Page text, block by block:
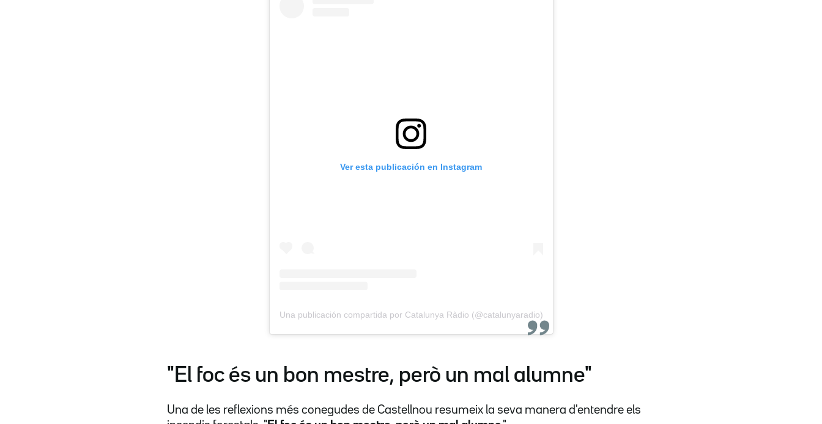
Ver esta publicación en Instagram
Una publicación compartida por Catalunya Ràdio (@catalunyaradio)
"El foc és un bon mestre, però un mal alumne"
Una de les reflexions més conegudes de Castellnou resumeix la seva manera d'entendre els